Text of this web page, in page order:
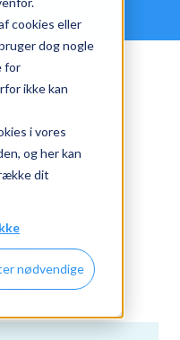
cookies eller
dog nogle
for
ikke kan
i vores
og her kan
dit
nødvendige
Myfone)
you can